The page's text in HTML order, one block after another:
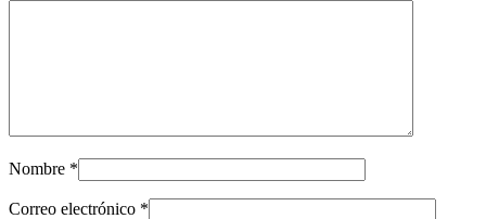
Nombre *
Correo electrónico *